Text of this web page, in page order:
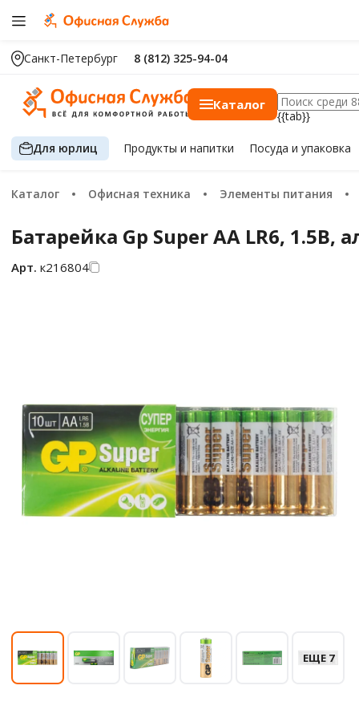
Санкт-Петербург 8 (812) 325-94-04
Каталог
{{tab}}
Для юрлиц Продуктыи напитки Посуда и упаковка
Каталог Офисная техника Элементы питания
Батарейка Gp Super AA LR6,
Арт. к216804
ЕЩЕ 7